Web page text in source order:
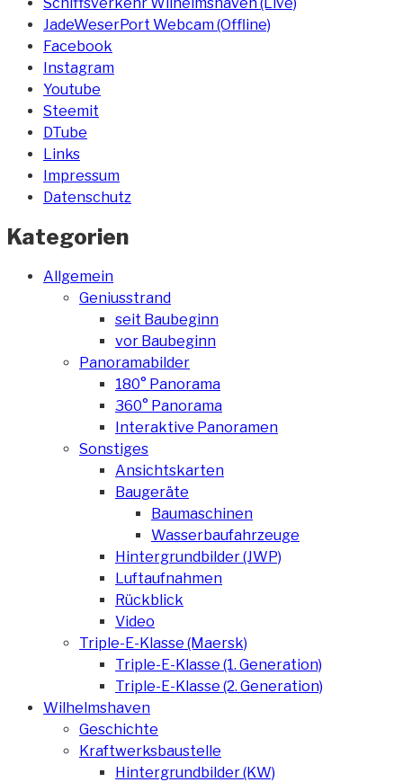
JadeWeserPort Webcam (Offline)
Facebook
Instagram
Youtube
Steemit
DTube
Links
Impressum
Datenschutz
Kategorien
Allgemein
Geniusstrand
seit Baubeginn
vor Baubeginn
Panoramabilder
180° Panorama
360° Panorama
Interaktive Panoramen
Sonstiges
Ansichtskarten
Baugeräte
Baumaschinen
Wasserbaufahrzeuge
Hintergrundbilder (JWP)
Luftaufnahmen
Rückblick
Video
Triple-E-Klasse (Maersk)
Triple-E-Klasse (1. Generation)
Triple-E-Klasse (2. Generation)
Wilhelmshaven
Geschichte
Kraftwerksbaustelle
Hintergrundbilder (KW)